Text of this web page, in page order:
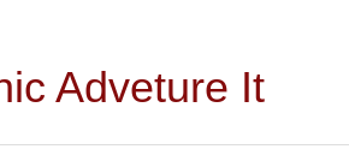
Adveture It